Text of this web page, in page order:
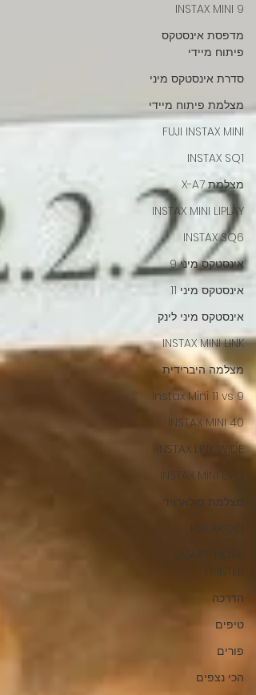
INSTAX MINI 9
מדפסת אינסטקס
פיתוח מיידי
סדרת אינסטקס מיני
מצלמת פיתוח מיידי
FUJI INSTAX MINI
INSTAX SQ1
מצלמת X-A7
INSTAX MINI LIPLAY
INSTAX SQ6
אינסטקס מיני 9
אינסטקס מיני 11
אינסטקס מיני לינק
INSTAX MINI LINK
מצלמה היברידית
Instax Mini 11 vs 9
INSTAX MINI 40
INSTAX LINK WIDE
INSTAX MINI EVO
מצלמת פולארויד
POLAROID
SMARTPHONE
PRINTER
הדרכה
טיפים
פורים
הכי נצפים